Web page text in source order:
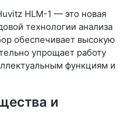
HLM-1 — это новая
технологии анализа
обеспечивает высокую
упрощает работу
функциям и
и